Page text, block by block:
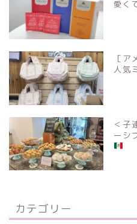
愛く
［
人気
＜子
ーシ
カテゴリー